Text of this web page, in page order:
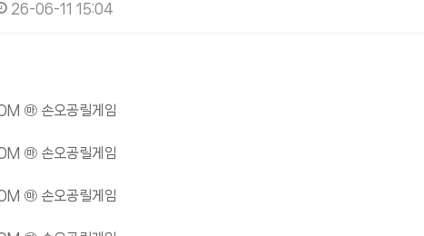
26-06-11 15:04
㉲ 손오공릴게임
㉲ 손오공릴게임
㉲ 손오공릴게임